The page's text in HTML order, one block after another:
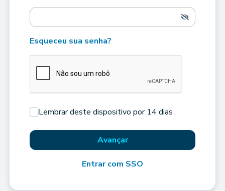
Esqueceu sua senha?
Lembrar deste dispositivo por 14 dias
Avançar
Entrar com SSO